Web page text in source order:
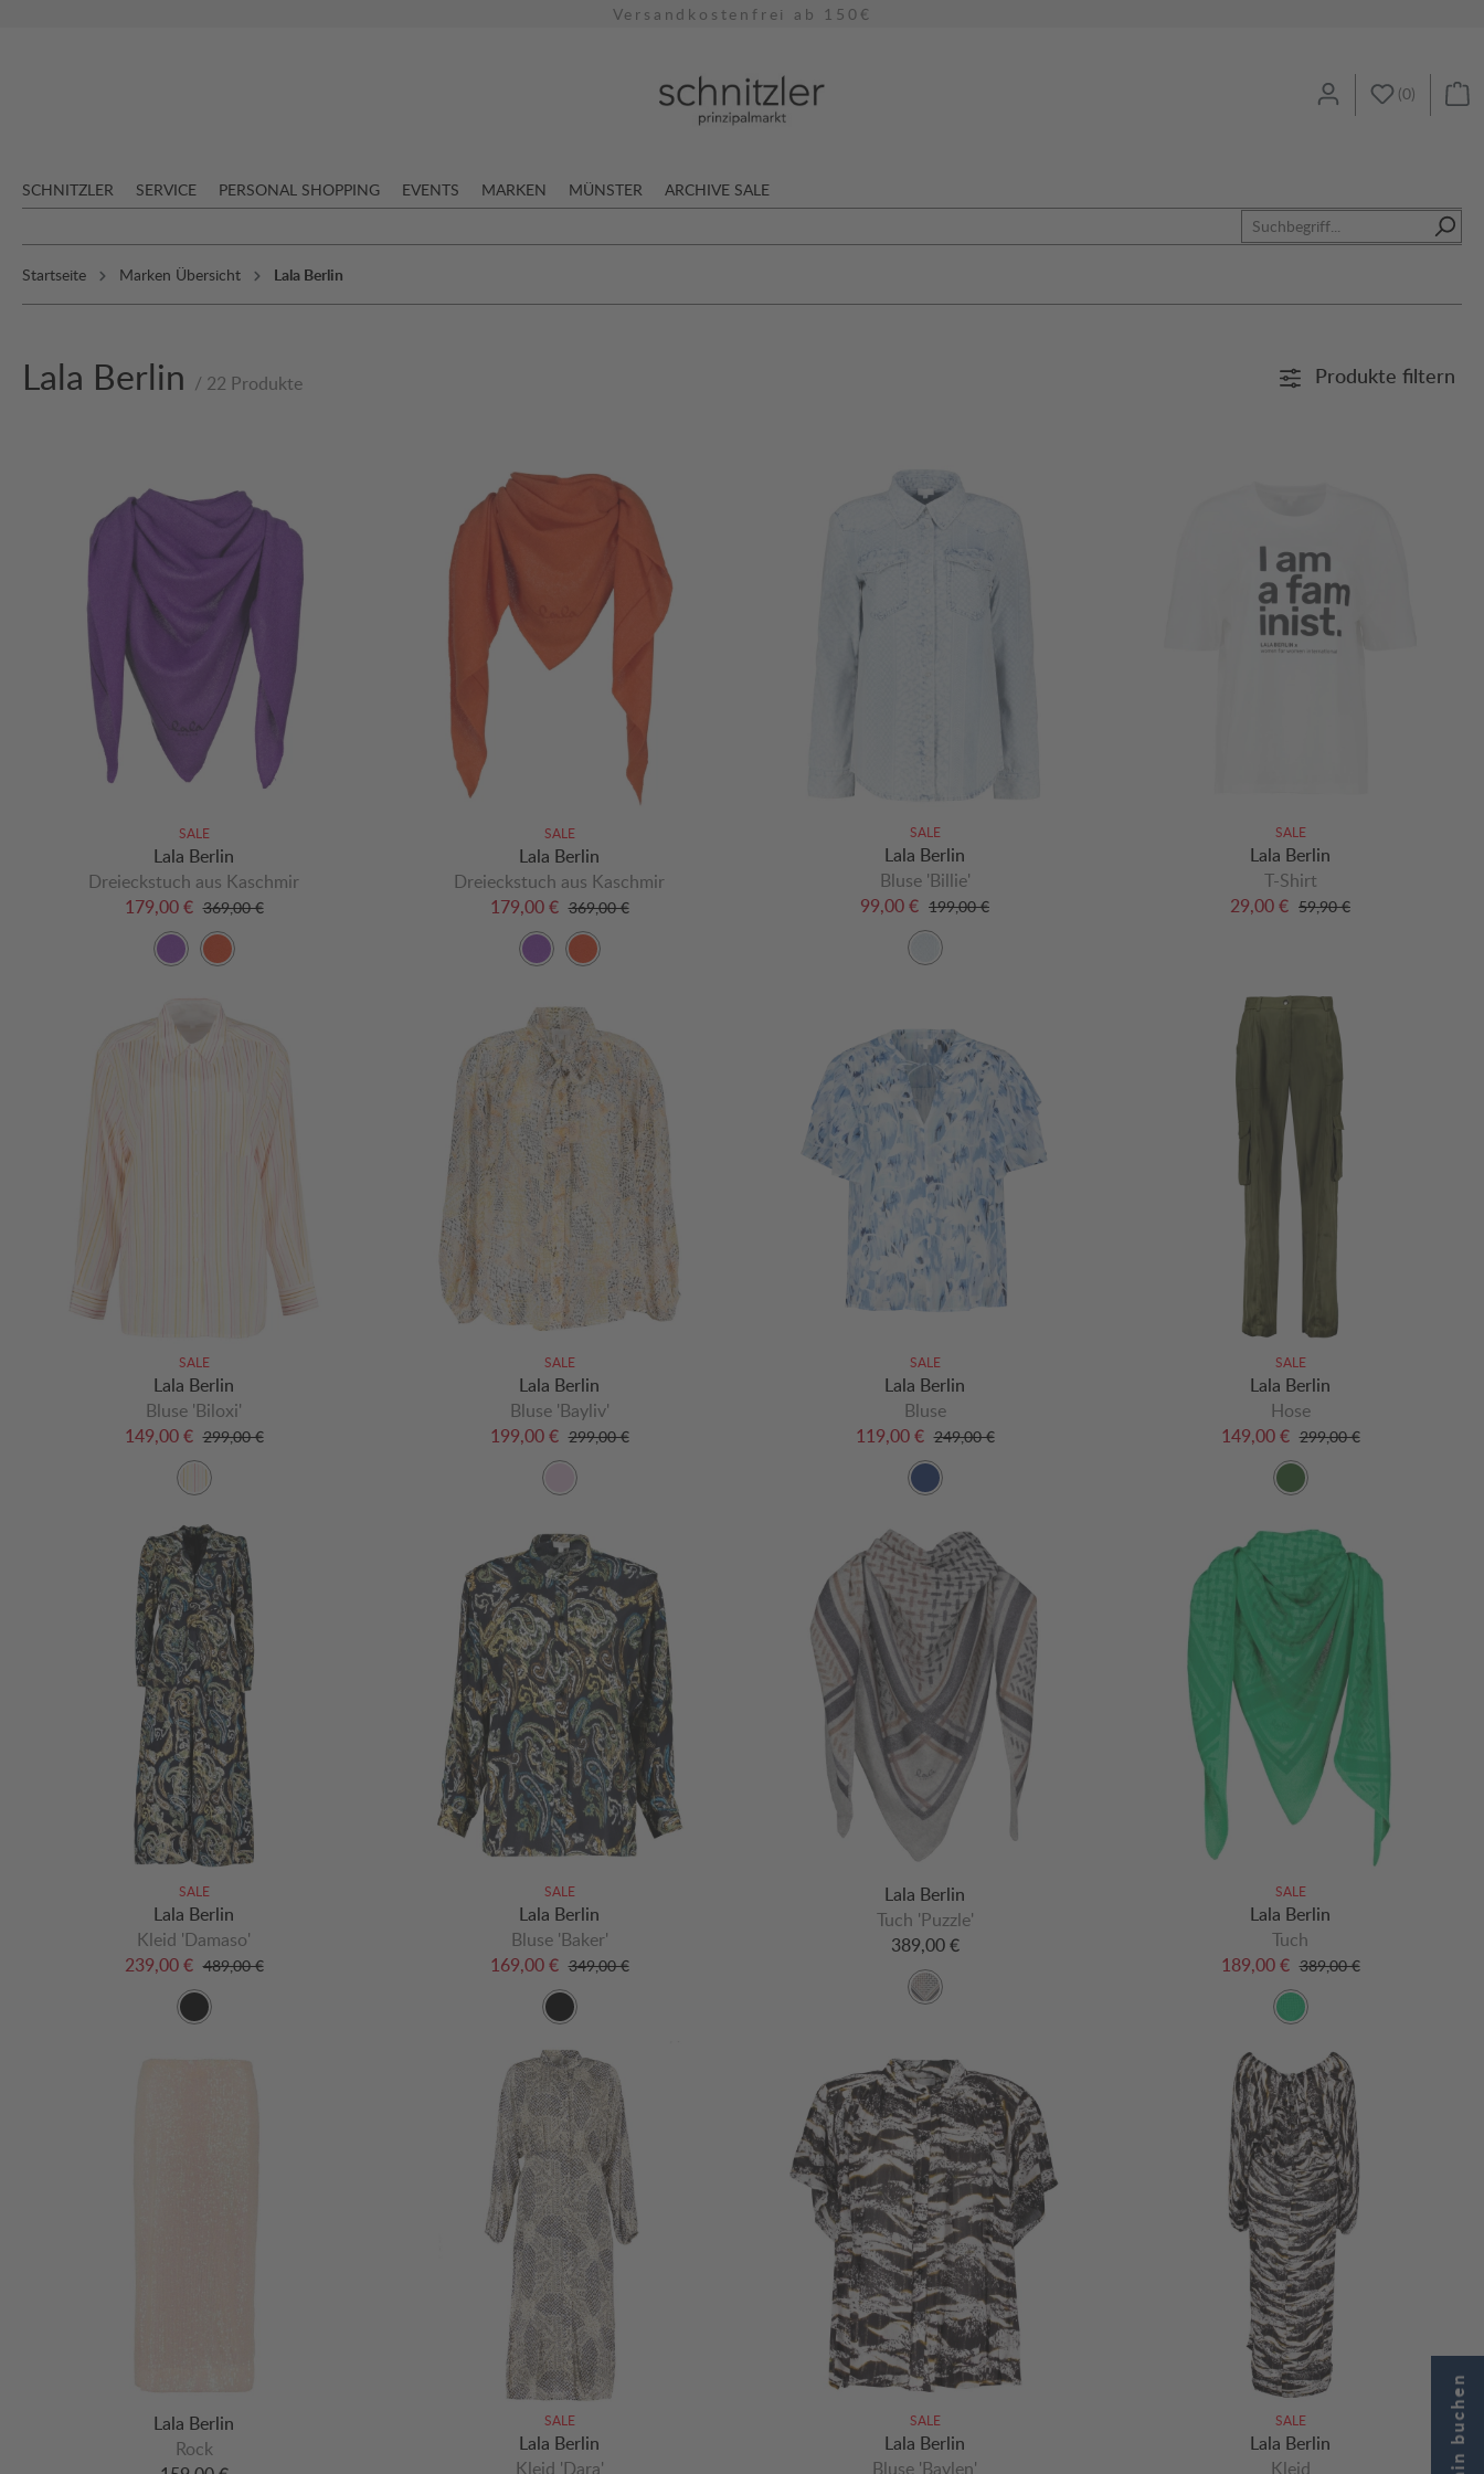
Versandkostenfrei ab 150€
(0)
SCHNITZLER SERVICE PERSONAL SHOPPING EVENTS MARKEN MÜNSTER ARCHIVE SALE
Startseite Marken Übersicht Lala Berlin
Lala Berlin / 22 Produkte Produkte filtern
SALE
Lala Berlin
Dreieckstuch aus Kaschmir
179,00 € 369,00 €
SALE
Lala Berlin
Dreieckstuch aus Kaschmir
179,00 € 369,00 €
SALE
Lala Berlin
Bluse 'Billie'
99,00 € 199,00 €
SALE
Lala Berlin
T-Shirt
29,00 € 59,90 €
SALE
Lala Berlin
Bluse 'Biloxi'
149,00 € 299,00 €
SALE
Lala Berlin
Bluse 'Bayliv'
199,00 € 299,00 €
SALE
Lala Berlin
Bluse
119,00 € 249,00 €
SALE
Lala Berlin
Hose
149,00 € 299,00 €
SALE
Lala Berlin
Kleid 'Damaso'
239,00 € 489,00 €
SALE
Lala Berlin
Bluse 'Baker'
169,00 € 349,00 €
Lala Berlin
Tuch 'Puzzle'
389,00 €
SALE
Lala Berlin
Tuch
189,00 € 389,00 €
Lala Berlin
Rock
SALE
Lala Berlin
Kleid 'Dara'
SALE
Lala Berlin
Bluse 'Baylen'
SALE
Lala Berlin
Kleid